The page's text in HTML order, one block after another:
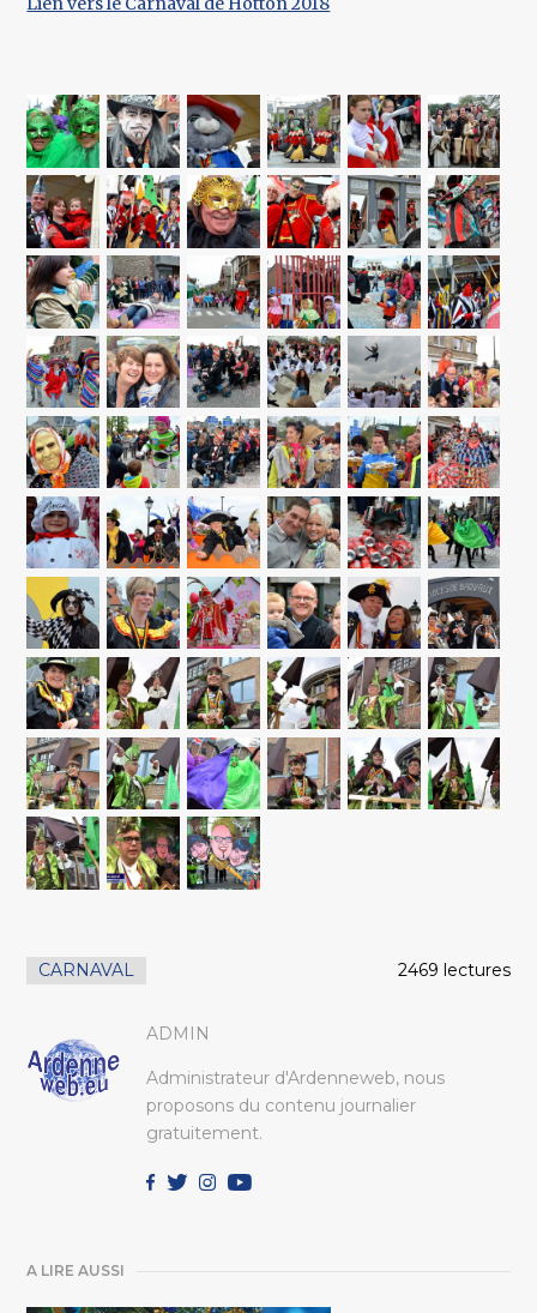
CARNAVAL 2469 lectures
ADMIN
Administrateur d'Ardenneweb, nous
proposons du contenu journalier
gratuitement.
A LIRE AUSSI